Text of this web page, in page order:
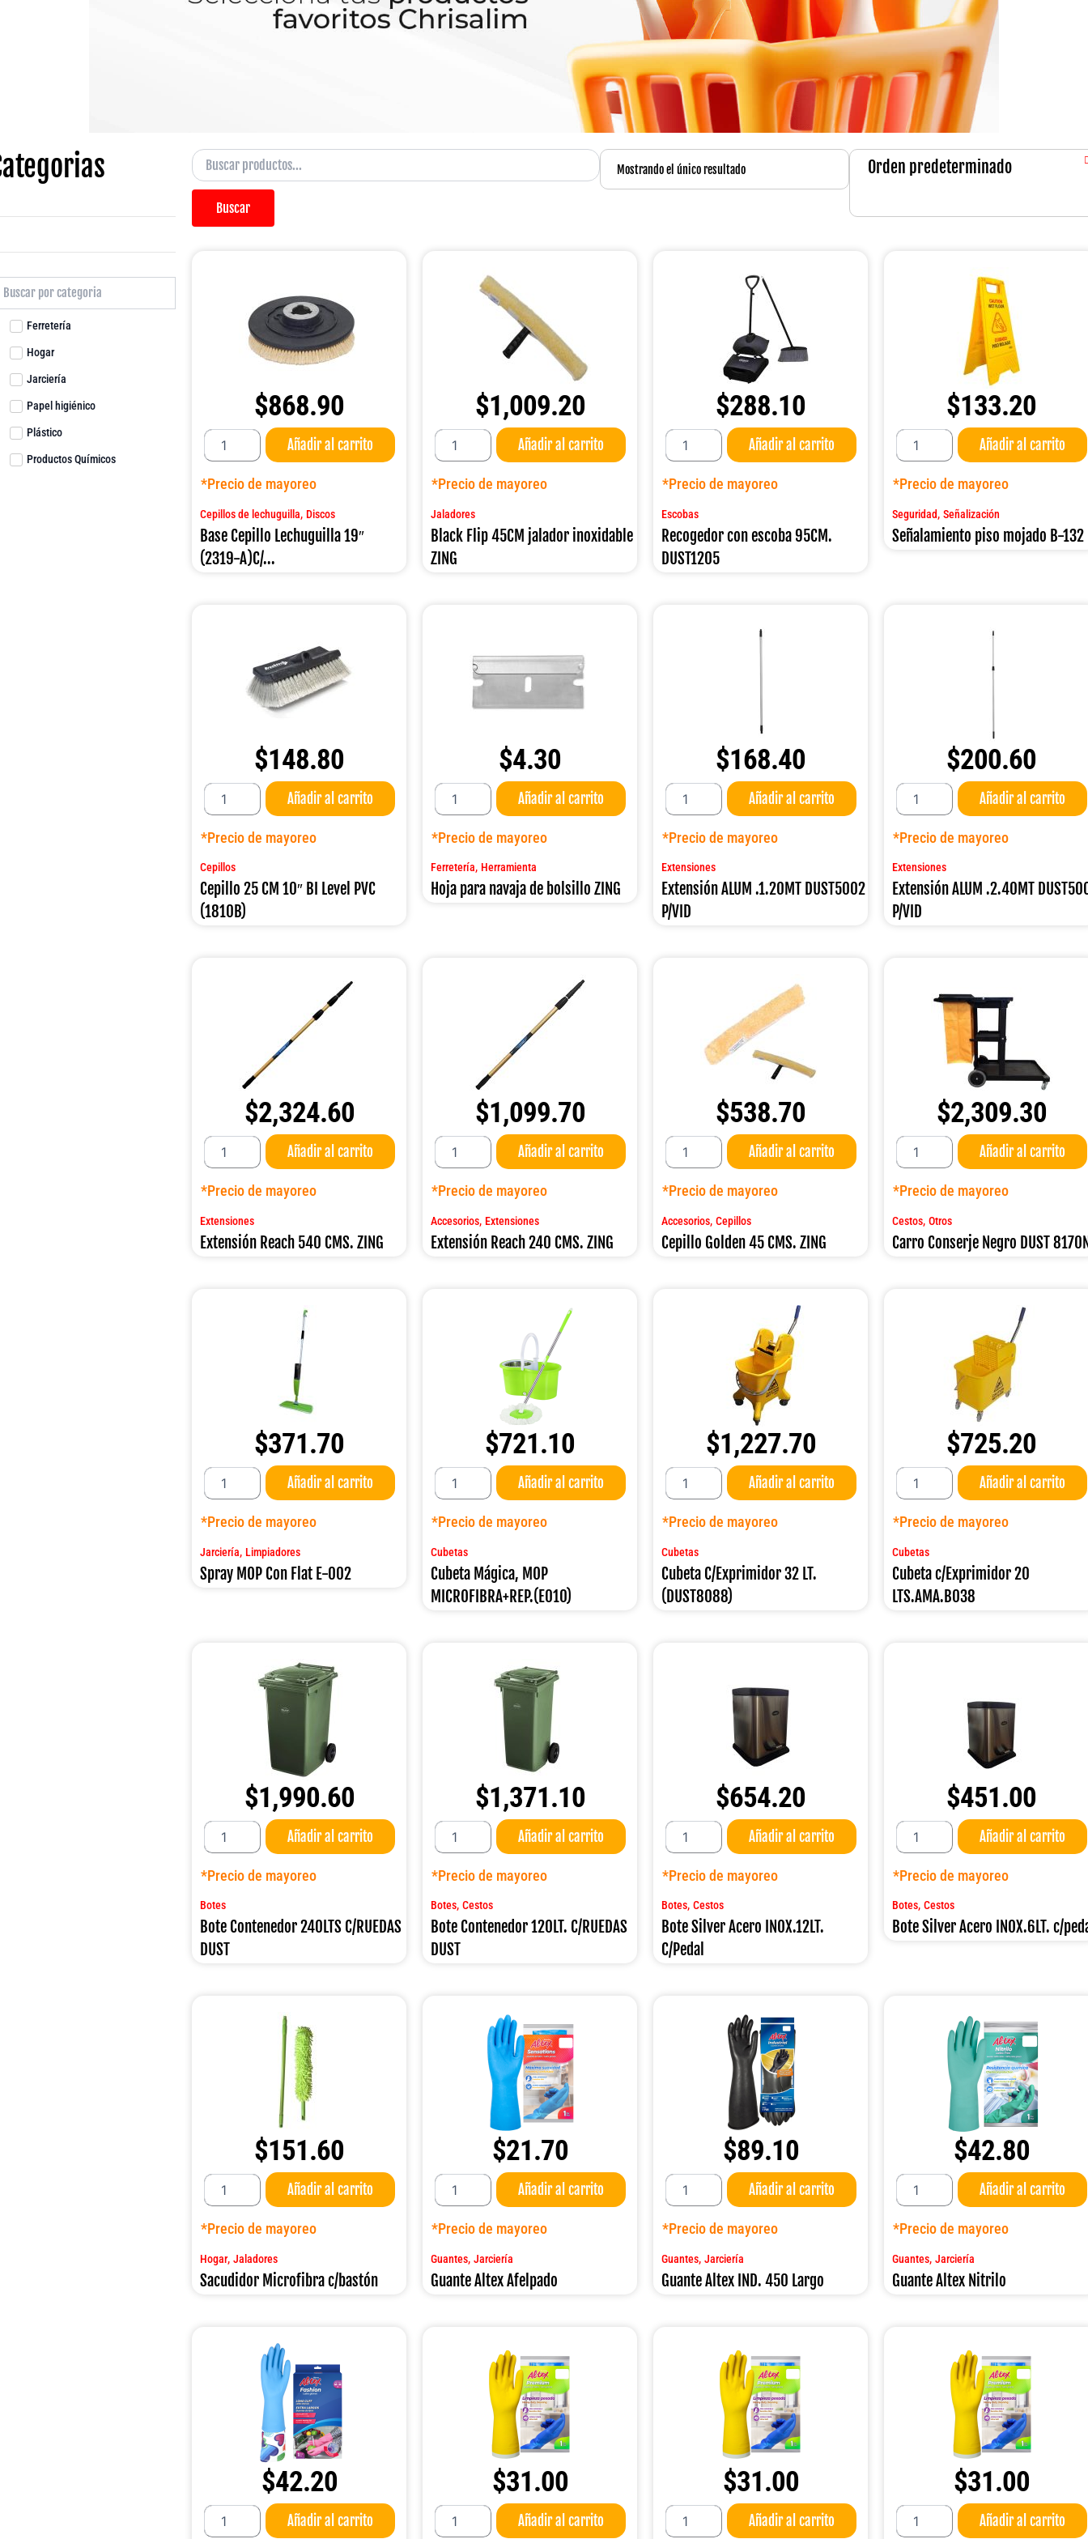
Ferretería
Hogar
Jarciería
Papel higiénico
Plástico
Productos Químicos
Buscar
Mostrando el único resultado
$868.90
Base
Cepillo
Lechuguilla
19"
A)C/TORRETA
cantidad
Añadir al carrito
*Precio de mayoreo
Cepillos de lechuguilla, Discos
Base Cepillo Lechuguilla 19″
(2319-A)C/...
$1,009.20
Black
45CM
jalador
ZING
cantidad
Añadir al carrito
*Precio de mayoreo
Jaladores
Black Flip 45CM jalador inoxidable
ZING
$288.10
Recogedor
escoba
95CM.
cantidad
Añadir al carrito
*Precio de mayoreo
Escobas
Recogedor con escoba 95CM.
DUST1205
$133.20
Señalamiento
mojado
B-
cantidad
Añadir al carrito
*Precio de mayoreo
Seguridad,Señalización
Señalamiento piso mojado B-132
$148.80
Cepillo
CM
10"
Level
PVC
(1810B)
cantidad
Añadir al carrito
*Precio de mayoreo
Cepillos
Cepillo 25 CM 10″ BI Level PVC
(1810B)
$4.30
Hoja
para
navaja
de
ZING
cantidad
Añadir al carrito
*Precio de mayoreo
Ferretería, Herramienta
Hoja para navaja de bolsillo ZING
$168.40
Extensión
ALUM
.1.20MT
DUST5002
cantidad
Añadir al carrito
*Precio de mayoreo
Extensiones
Extensión ALUM .1.20MT DUST5002
P/VID
$200.60
Extensión
ALUM
.2.40MT
DUST5003
cantidad
Añadir al carrito
*Precio de mayoreo
Extensiones
Extensión ALUM .2.40MT
P/VID
$2,324.60
Extensión
Reach
540
CMS.
cantidad
Añadir al carrito
*Precio de mayoreo
Extensiones
Extensión Reach 540 CMS. ZING
$1,099.70
Extensión
Reach
240
CMS.
cantidad
Añadir al carrito
*Precio de mayoreo
Accesorios, Extensiones
Extensión Reach 240 CMS. ZING
$538.70
Cepillo
Golden
45
CMS.
cantidad
Añadir al carrito
*Precio de mayoreo
Accesorios,Cepillos
Cepillo Golden 45 CMS. ZING
$2,309.30
Carro
Conserje
Negro
DUST
cantidad
Añadir al carrito
*Precio de mayoreo
Cestos,Otros
Carro Conserje Negro DUST
$371.70
Spray
MOP
Con
Flat
002
cantidad
Añadir al carrito
*Precio de mayoreo
Jarciería, Limpiadores
Spray MOP Con Flat E-002
$721.10
Cubeta
Mágica,
MOP
MICROFIBRA+REP.
cantidad
Añadir al carrito
*Precio de mayoreo
Cubetas
Cubeta Mágica, MOP
MICROFIBRA+REP.(E010)
$1,227.70
Cubeta
C/Exprimidor
32
LT.
cantidad
Añadir al carrito
*Precio de mayoreo
Cubetas
Cubeta C/Exprimidor 32 LT.
(DUST8088)
$725.20
Cubeta
c/Exprimidor
20
LTS.AMA.B038
Añadir al carrito
*Precio de mayoreo
Cubetas
Cubeta c/Exprimidor 20
LTS.AMA.B038
$1,990.60
Bote
Contenedor
240LTS
C/RUEDAS
cantidad
Añadir al carrito
*Precio de mayoreo
Botes
Bote Contenedor 240LTS C/RUEDAS
DUST
$1,371.10
Bote
Contenedor
120LT.
C/RUEDAS
cantidad
Añadir al carrito
*Precio de mayoreo
Botes,Cestos
Bote Contenedor 120LT. C/RUEDAS
DUST
$654.20
Bote
Silver
Acero
INOX.12LT.
cantidad
Añadir al carrito
*Precio de mayoreo
Botes,Cestos
Bote Silver Acero INOX.12LT.
C/Pedal
$451.00
Bote
Silver
Acero
INOX.6LT.
cantidad
Añadir al carrito
*Precio de mayoreo
Botes,Cestos
Bote Silver Acero INOX.6LT. c/
$151.60
Sacudidor
Microfibra
c/bastón
cantidad
Añadir al carrito
*Precio de mayoreo
Hogar,Jaladores
Sacudidor Microfibra c/bastón
$21.70
Guante
Altex
Afelpado
cantidad
Añadir al carrito
*Precio de mayoreo
Guantes,Jarciería
Guante Altex Afelpado
$89.10
Guante
Altex
IND.
450
cantidad
Añadir al carrito
*Precio de mayoreo
Guantes,Jarciería
Guante Altex IND. 450 Largo
$42.80
Guante
Altex
Nitrilo
cantidad
Añadir al carrito
*Precio de mayoreo
Guantes,Jarciería
Guante Altex Nitrilo
$42.20
Guante
Altex
Añadir al carrito
$31.00
Guante
Altex
Añadir al carrito
$31.00
Guante
Altex
Añadir al carrito
$31.00
Guante
Altex
Añadir al carrito